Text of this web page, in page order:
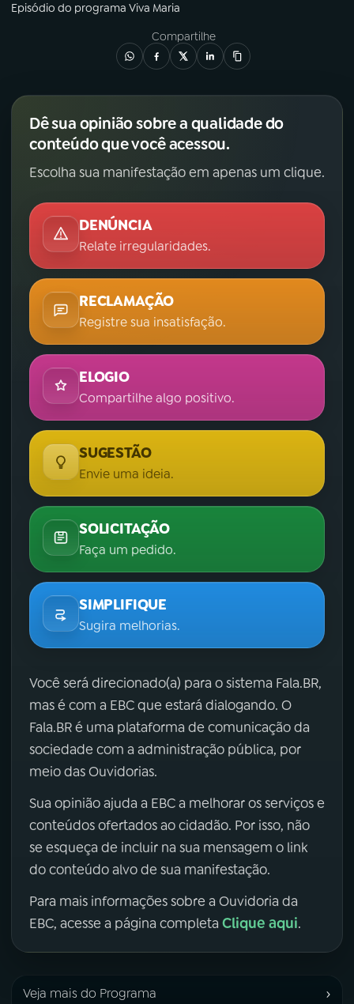
Episódio do programa Viva Maria
Compartilhe
Dê sua opinião sobre a qualidade do
conteúdo que você acessou.
Escolha sua manifestação em apenas um clique.
DENÚNCIA
Relate irregularidades.
RECLAMAÇÃO
Registre sua insatisfação.
ELOGIO
Compartilhe algo positivo.
SUGESTÃO
Envie uma ideia.
SOLICITAÇÃO
Faça um pedido.
SIMPLIFIQUE
Sugira melhorias.
Você será direcionado(a) para o sistema Fala.BR,
mas é com a EBC que estará dialogando. O
Fala.BR é uma plataforma de comunicação da
sociedade com a administração pública, por
meio das Ouvidorias.
Sua opinião ajuda a EBC a melhorar os serviços e
conteúdos ofertados ao cidadão. Por isso, não
se esqueça de incluir na sua mensagem o link
do conteúdo alvo de sua manifestação.
Para mais informações sobre a Ouvidoria da
EBC, acesse a página completa Clique aqui.
Veja mais do Programa ›